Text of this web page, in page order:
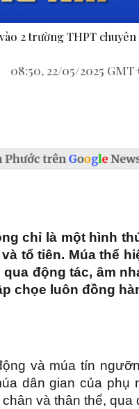
chuyên tỉnh Bình Phước.
08:50, 22/05/2025
chỉ là một hình
tổ tiên. Múa thể
động tác, âm
chọe luôn đồng
và múa tín
dân gian của phụ
và thân thể, qua